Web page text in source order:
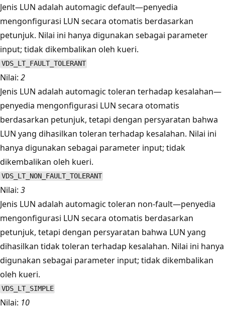
Jenis LUN adalah automagic default—penyedia
mengonfigurasi LUN secara otomatis berdasarkan
petunjuk. Nilai ini hanya digunakan sebagai parameter
input; tidak dikembalikan oleh kueri.
VDS_LT_FAULT_TOLERANT
Nilai: 2
Jenis LUN adalah automagic toleran terhadap kesalahan—
penyedia mengonfigurasi LUN secara otomatis
berdasarkan petunjuk, tetapi dengan persyaratan bahwa
LUN yang dihasilkan toleran terhadap kesalahan. Nilai ini
hanya digunakan sebagai parameter input; tidak
dikembalikan oleh kueri.
VDS_LT_NON_FAULT_TOLERANT
Nilai: 3
Jenis LUN adalah automagic toleran non-fault—penyedia
mengonfigurasi LUN secara otomatis berdasarkan
petunjuk, tetapi dengan persyaratan bahwa LUN yang
dihasilkan tidak toleran terhadap kesalahan. Nilai ini hanya
digunakan sebagai parameter input; tidak dikembalikan
oleh kueri.
VDS_LT_SIMPLE
Nilai: 10